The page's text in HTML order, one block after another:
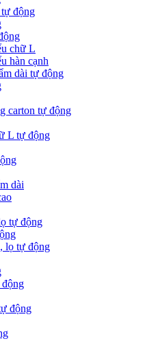
động
chữ L
hàn cạnh
dài tự động
carton tự động
L tự động
dài
tự động
lọ tự động
động